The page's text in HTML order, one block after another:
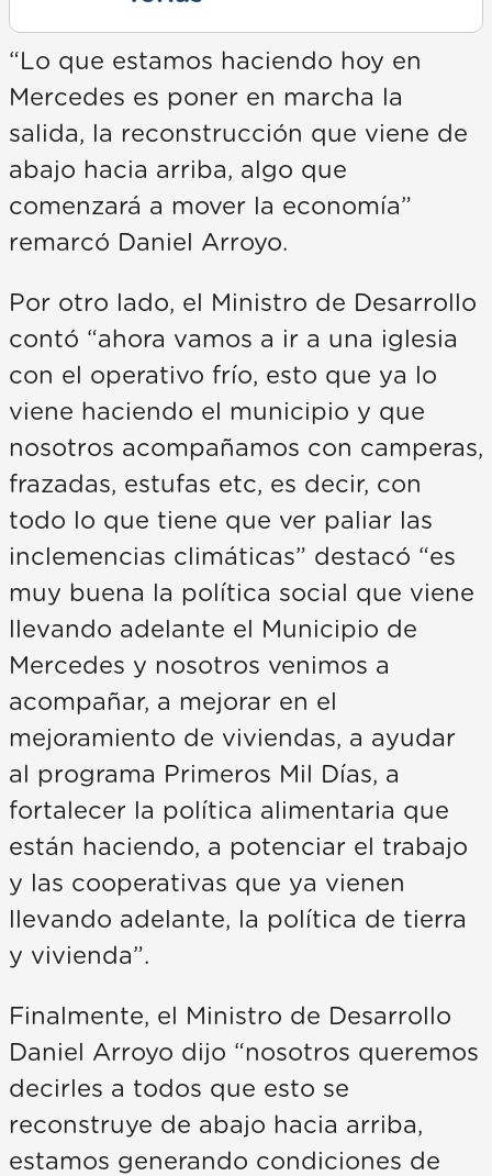
“Lo que estamos haciendo hoy en
Mercedes es poner en marcha la
salida, la reconstrucción que viene de
abajo hacia arriba, algo que
comenzará a mover la economía”
remarcó Daniel Arroyo.
Por otro lado, el Ministro de Desarrollo
contó “ahora vamos a ir a una iglesia
con el operativo frío, esto que ya lo
viene haciendo el municipio y que
nosotros acompañamos con camperas,
frazadas, estufas etc, es decir, con
todo lo que tiene que ver paliar las
inclemencias climáticas” destacó “es
muy buena la política social que viene
llevando adelante el Municipio de
Mercedes y nosotros venimos a
acompañar, a mejorar en el
mejoramiento de viviendas, a ayudar
al programa Primeros Mil Días, a
fortalecer la política alimentaria que
están haciendo, a potenciar el trabajo
y las cooperativas que ya vienen
llevando adelante, la política de tierra
y vivienda”.
Finalmente, el Ministro de Desarrollo
Daniel Arroyo dijo “nosotros queremos
decirles a todos que esto se
reconstruye de abajo hacia arriba,
estamos generando condiciones de